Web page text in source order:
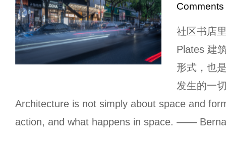
Comments
社区书店
Plates 建
形式，也
发生的一
Architecture is not simply about space and
action, and what happens in space. ——